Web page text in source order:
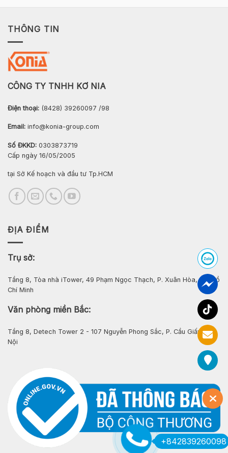
THÔNG TIN
CÔNG TY TNHH KƠ NIA
Điện thoại: (8428) 39260097 /98
Email: info@konia-group.com
Số ĐKKD: 0303873719
Cấp ngày 16/05/2005
tại Sở Kế hoạch và đầu tư Tp.HCM
ĐỊA ĐIỂM
Trụ sở:
Tầng 8, Tòa nhà iTower, 49 Phạm Ngọc Thạch, P. Xuân Hòa, Tp. Hồ
Chí Minh
Văn phòng miền Bắc:
Tầng 8, Detech Tower 2 - 107 Nguyễn Phong Sắc, P. Cầu Giấy, Hà
Nội
+842839260098